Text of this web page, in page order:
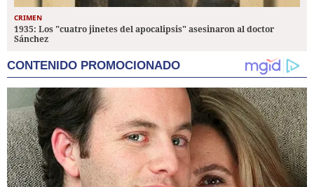
CRIMEN
1935: Los "cuatro jinetes del apocalipsis" asesinaron al doctor
Sánchez
CONTENIDO PROMOCIONADO